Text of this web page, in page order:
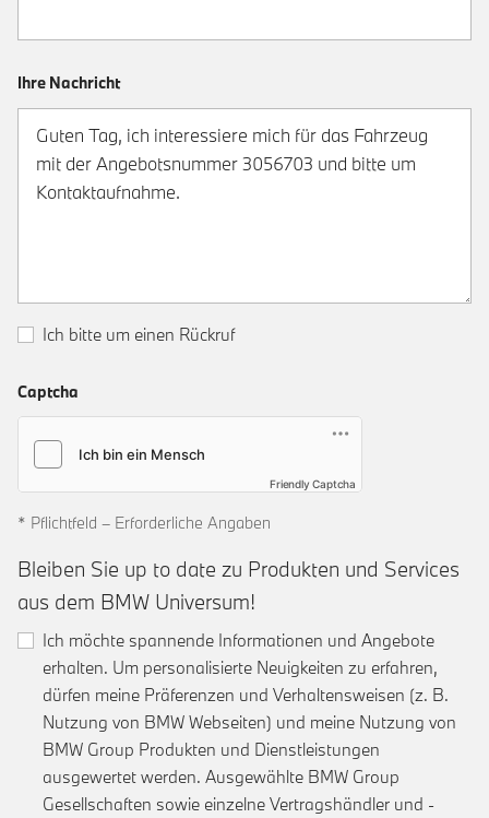
Ihre Nachricht
Ich bitte um einen Rückruf
Captcha
Friendly Captcha
* Pflichtfeld – Erforderliche Angaben
Bleiben Sie up to date zu Produkten und Services
aus dem BMW Universum!
Ich möchte spannende Informationen und Angebote
erhalten. Um personalisierte Neuigkeiten zu erfahren,
dürfen meine Präferenzen und Verhaltensweisen (z. B.
Nutzung von BMW Webseiten) und meine Nutzung von
BMW Group Produkten und Dienstleistungen
ausgewertet werden. Ausgewählte BMW Group
Gesellschaften sowie einzelne Vertragshändler und -